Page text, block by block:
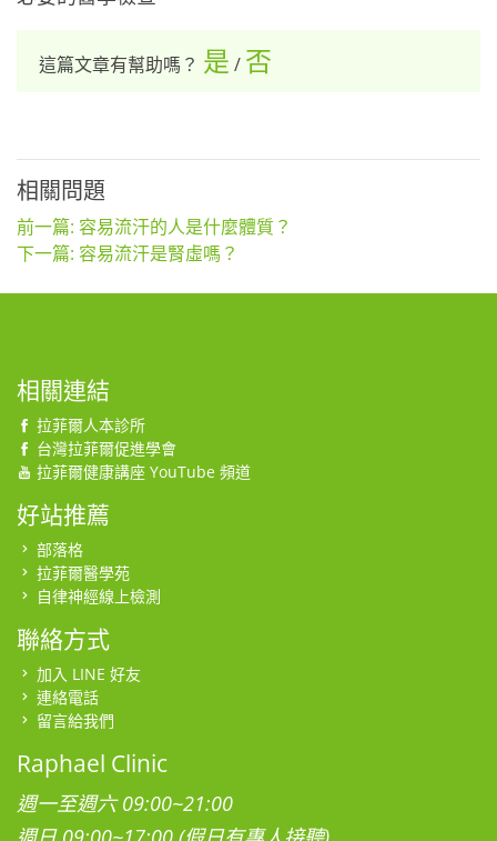
這篇文章有幫助嗎？ 是 / 否
相關問題
前一篇: 容易流汗的人是什麼體質？
下一篇: 容易流汗是腎虛嗎？
相關連結
拉菲爾人本診所
台灣拉菲爾促進學會
拉菲爾健康講座 YouTube 頻道
好站推薦
部落格
拉菲爾醫學苑
自律神經線上檢測
聯絡方式
加入 LINE 好友
連絡電話
留言給我們
Raphael Clinic
週一至週六 09:00~21:00